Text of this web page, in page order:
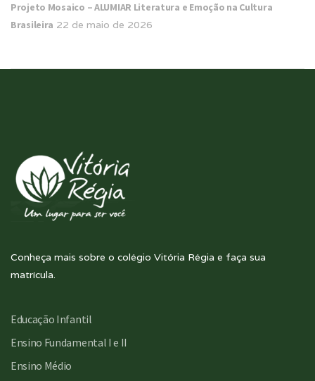
Projeto Mosaico – ALUMIAR Literatura e Emoção na Cultura
Brasileira 22 de maio de 2026
Conheça mais sobre o colégio Vitória Régia e faça sua
matrícula.
Educação Infantil
Ensino Fundamental I e II
Ensino Médio